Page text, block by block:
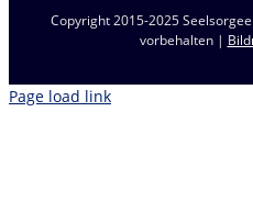
Copyright 2015-2025
vorbehalten |
Page load link